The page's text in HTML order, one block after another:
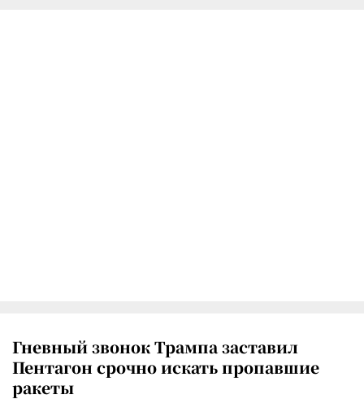
Гневный звонок Трампа заставил
Пентагон срочно искать пропавшие
ракеты